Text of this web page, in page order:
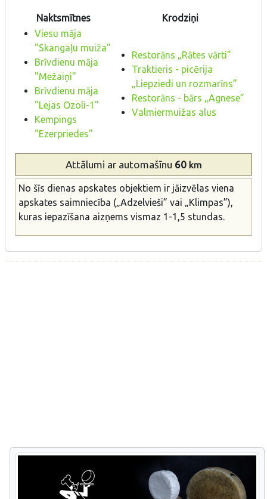
Naktsmītnes
Krodziņi
Viesu māja
"Skangaļu muiža"
Brīvdienu māja
"Mežaiņi"
Brīvdienu māja
"Lejas Ozoli-1"
Kempings
"Ezerpriedes"
Restorāns „Rātes vārti”
Traktieris - picērija
„Liepziedi un rozmarīns”
Restorāns - bārs „Agnese”
Valmiermuižas alus
Attālumi ar automašīnu 60 km
No šīs dienas apskates objektiem ir jāizvēlas viena
apskates saimniecība („Adzelvieši” vai „Klimpas”),
kuras iepazīšana aizņems vismaz 1-1,5 stundas.